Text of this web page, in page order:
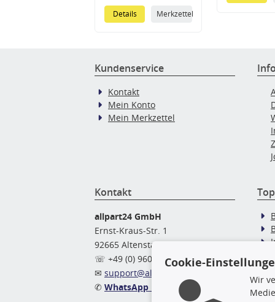
Details Merkzettel
Kundenservice
Kontakt
Mein Konto
Mein Merkzettel
Kontakt
allpart24 GmbH
Ernst-Kraus-Str. 1
92665 Altenstadt
☏ +49 (0) 9602 / 9 42 49 46
✉ support@allpart24.de
✆ WhatsApp Nachricht
Cookie-
Wir